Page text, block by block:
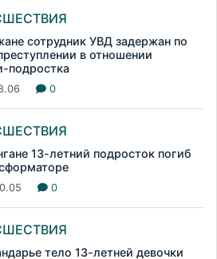
сотрудник УВД задержан по
в отношении
подростка
0
13-летний подросток погиб
0
тело 13-летней девочки